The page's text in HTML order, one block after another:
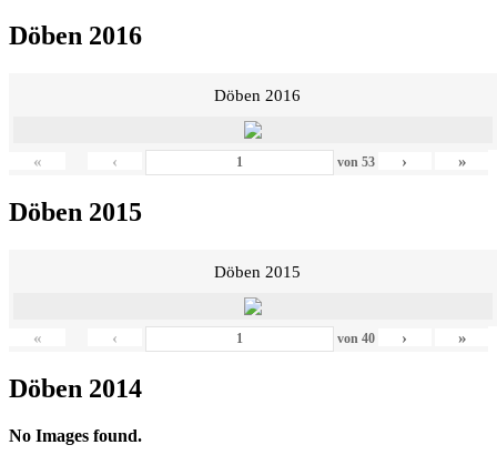
Döben 2016
Döben 2016
« ‹ von 53 › »
Döben 2015
Döben 2015
« ‹ von 40 › »
Döben 2014
No Images found.